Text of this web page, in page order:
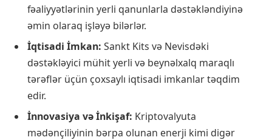
fəaliyyətlərinin yerli qanunlarla dəstəkləndiyinə
əmin olaraq işləyə bilərlər.
İqtisadi İmkan: Sankt Kits və Nevisdəki
dəstəkləyici mühit yerli və beynəlxalq maraqlı
tərəflər üçün çoxsaylı iqtisadi imkanlar təqdim
edir.
İnnovasiya və İnkişaf: Kriptovalyuta
mədənçiliyinin bərpa olunan enerji kimi digər